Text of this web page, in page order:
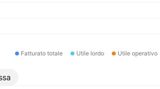
Fatturato totale
Utile lordo Utile operativo